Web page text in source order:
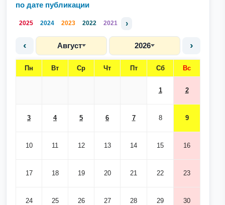
по дате публикации
2025 2024 2023 2022 2021 ›
‹ Август 2026 ›
Пн Вт Ср Чт Пт Сб Вс
1 2
3 4 5 6 7 8 9
10 11 12 13 14 15 16
17 18 19 20 21 22 23
24 25 26 27 28 29 30